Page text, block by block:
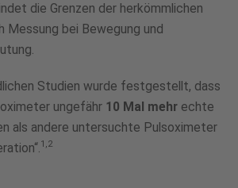
die Grenzen der herkömmlichen
Messung bei Bewegung und
Studien wurde festgestellt, dass
ungefähr 10 Mal mehr echte
als andere untersuchte Pulsoximeter
1,2